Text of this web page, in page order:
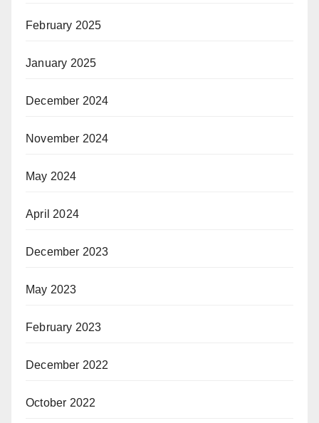
February 2025
January 2025
December 2024
November 2024
May 2024
April 2024
December 2023
May 2023
February 2023
December 2022
October 2022